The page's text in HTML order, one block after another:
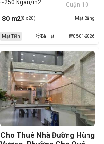
Mặt Bằng
80 m2(8 x 20)
~250 Ngàn/m2 Quận 10
05-01-2026
Mặt Tiền Bà Hạt
Cho Thuê Nhà Đường Hùng